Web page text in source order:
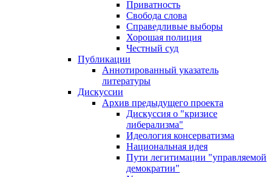
Приватность
Свобода слова
Справедливые выборы
Хорошая полиция
Честный суд
Публикации
Аннотированный указатель
литературы
Дискуссии
Архив предыдущего проекта
Дискуссия о "кризисе
либерализма"
Идеология консерватизма
Национальная идея
Пути легитимации "управляемой
демократии"